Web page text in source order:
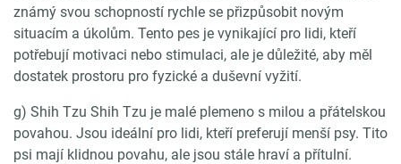
známý svou schopností rychle se přizpůsobit novým
situacím a úkolům. Tento pes je vynikající pro lidi, kteří
potřebují motivaci nebo stimulaci, ale je důležité, aby měl
dostatek prostoru pro fyzické a duševní vyžití.
g) Shih Tzu Shih Tzu je malé plemeno s milou a přátelskou
povahou. Jsou ideální pro lidi, kteří preferují menší psy. Tito
psi mají klidnou povahu, ale jsou stále hraví a přítulní.